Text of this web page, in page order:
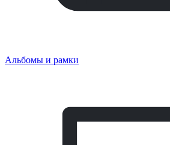
Альбомы и рамки